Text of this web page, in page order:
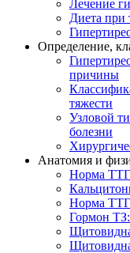
Лечение
Диета при
Определение,
причины
тяжести
Узловой
болезни
Анатомия и
Норма ТТГ
Норма
Гормон